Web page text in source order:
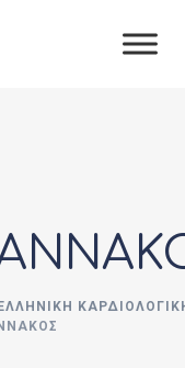
ΕΛΛΗΝΙΚΗ